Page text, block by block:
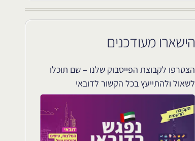
הישארו מעודכנים
הצטרפו לקבוצת הפייסבוק שלנו – שם תוכלו
לשאול ולהתייעץ בכל הקשור לדובאי